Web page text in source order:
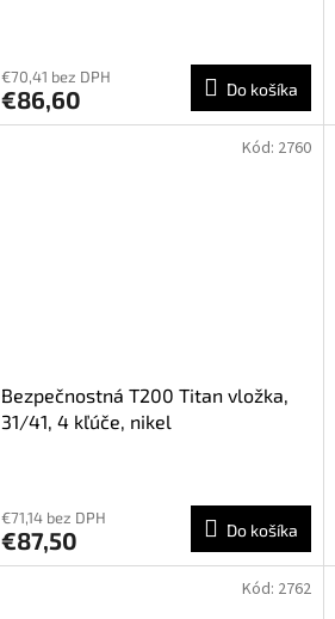
€70,41 bez DPH
€86,60 Do košíka
Bezpečnostná T200 Titan vložka,
31/41, 4 kľúče, nikel
€71,14 bez DPH
€87,50 Do košíka
Kód: 2760
Kód: 2762